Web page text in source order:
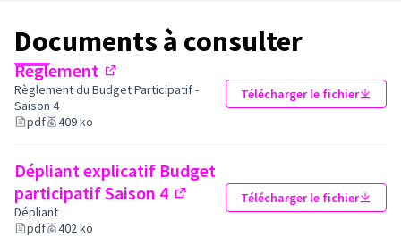
Documents à consulter
Règlement
(Lien externe)
Règlement du Budget Participatif -
Saison 4
pdf
409 ko
Télécharger le fichier
Dépliant explicatif Budget
participatif Saison 4
(Lien externe)
Dépliant
pdf
402 ko
Télécharger le fichier